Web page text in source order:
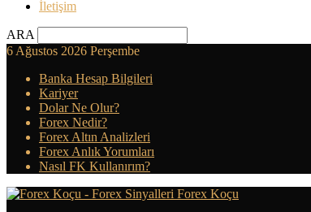
İletişim
ARA
6 Ağustos 2026 Perşembe
Banka Hesap Bilgileri
Kariyer
Dolar Ne Olur?
Forex Nedir?
Forex Altın Analizleri
Forex Anlık Yorumları
Nasıl FK Kullanırım?
Forex Koçu